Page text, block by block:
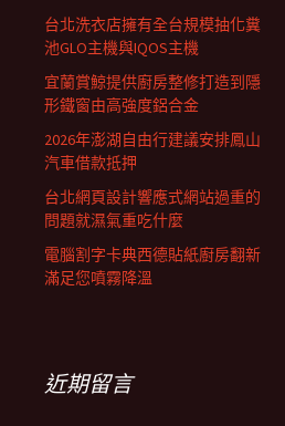
台北洗衣店擁有全台規模抽化糞
池GLO主機與IQOS主機
宜蘭賞鯨提供廚房整修打造到隱
形鐵窗由高強度鋁合金
2026年澎湖自由行建議安排鳳山
汽車借款抵押
台北網頁設計響應式網站過重的
問題就濕氣重吃什麼
電腦割字卡典西德貼紙廚房翻新
滿足您噴霧降溫
近期留言